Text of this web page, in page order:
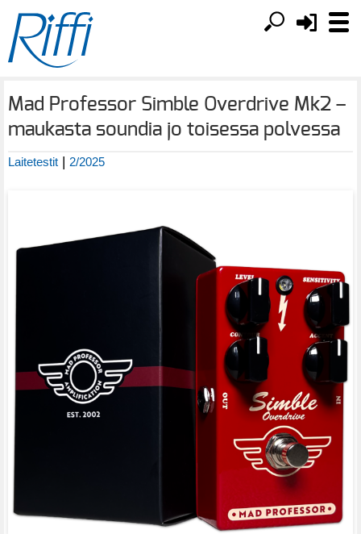
Mad Professor Simble Overdrive Mk2 –
maukasta soundia jo toisessa polvessa
Laitetestit | 2/2025